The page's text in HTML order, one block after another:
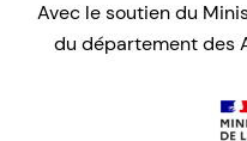
Avec le soutien du
du département des